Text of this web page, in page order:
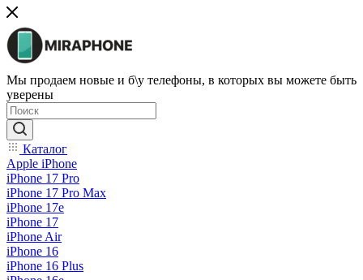
Мы продаем новые и б\у телефоны, в которых вы можете быть
уверены
Каталог
Apple iPhone
iPhone 17 Pro
iPhone 17 Pro Max
iPhone 17e
iPhone 17
iPhone Air
iPhone 16
iPhone 16 Plus